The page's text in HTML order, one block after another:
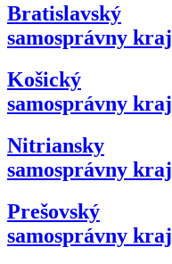
Bratislavský
samosprávny kraj
Košický
samosprávny kraj
Nitriansky
samosprávny kraj
Prešovský
samosprávny kraj